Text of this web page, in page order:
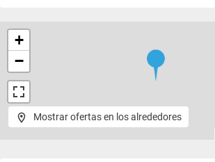
+
−
Mostrar ofertas en los alrededores